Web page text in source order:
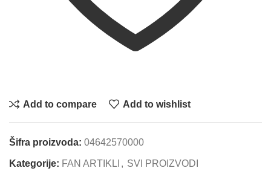
Add to compare Add to wishlist
Šifra proizvoda: 04642570000
Kategorije: FAN ARTIKLI , SVI PROIZVODI